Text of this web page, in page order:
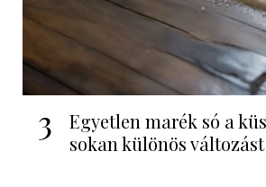
3
Egyetlen marék só a
sokan különös